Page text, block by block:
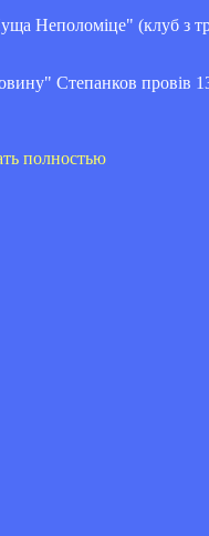
Неполоміце" (клуб з
Степанков провів
полностью